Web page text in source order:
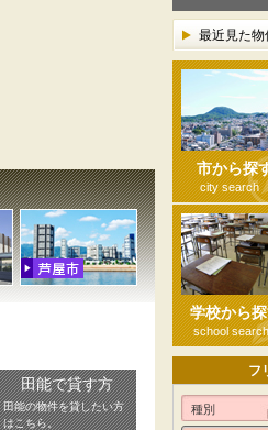
田能で貸す方
田能の物件を貸したい方
はこちら。
最近見た物
市から探
city search
学校から
school search
フ
種別